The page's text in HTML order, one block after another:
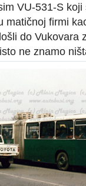
VU-531-S koji
matičnoj firmi
do Vukovara
ne znamo